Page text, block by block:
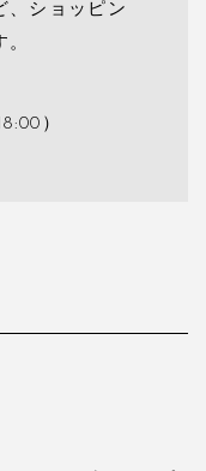
、ショッピン
）